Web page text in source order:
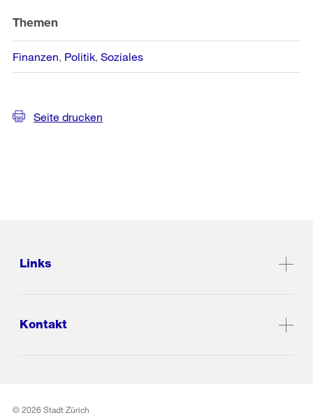
Themen
Finanzen Politik Soziales
Seite drucken
Links
Kontakt
© 2026 Stadt Zürich